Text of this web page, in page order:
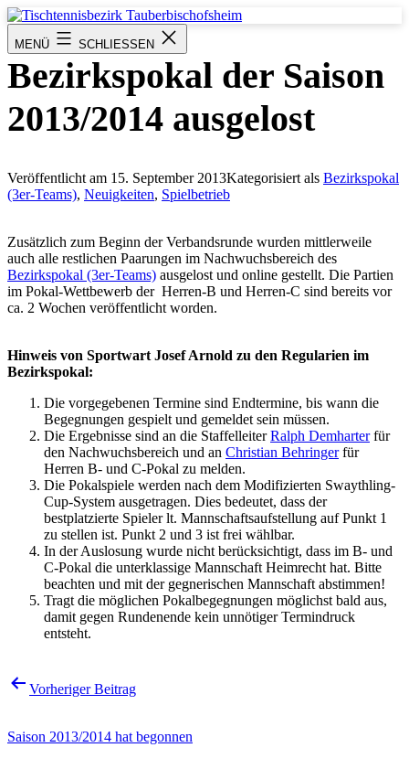
Zum
Inhalt
springen
Tischtennisbezirk
Tauberbischofsheim
MENÜ SCHLIESSEN
Bezirkspokal der Saison
2013/2014 ausgelost
Veröffentlicht am 15. September 2013Kategorisiert als Bezirkspokal
(3er-Teams), Neuigkeiten, Spielbetrieb
Zusätzlich zum Beginn der Verbandsrunde wurden mittlerweile
auch alle restlichen Paarungen im Nachwuchsbereich des
Bezirkspokal (3er-Teams) ausgelost und online gestellt. Die Partien
im Pokal-Wettbewerb der Herren-B und Herren-C sind bereits vor
ca. 2 Wochen veröffentlicht worden.
Hinweis von Sportwart Josef Arnold zu den Regularien im
Bezirkspokal:
Die vorgegebenen Termine sind Endtermine, bis wann die
Begegnungen gespielt und gemeldet sein müssen.
Die Ergebnisse sind an die StaffelleiterRalph Demharterfür
den Nachwuchsbereich und an Christian Behringerfür
Herren B- und C-Pokal zu melden.
Die Pokalspiele werden nach dem Modifizierten Swaythling-
Cup-System ausgetragen. Dies bedeutet, dass der
bestplatzierte Spieler lt. Mannschaftsaufstellung auf Punkt 1
zu stellen ist. Punkt 2 und 3 ist frei wählbar.
In der Auslosung wurde nicht berücksichtigt, dass im B- und
C-Pokal die unterklassige Mannschaft Heimrecht hat. Bitte
beachten und mit der gegnerischen Mannschaft abstimmen!
Tragt die möglichen Pokalbegegnungen möglichst bald aus,
damit gegen Rundenende kein unnötiger Termindruck
entsteht.
Beitragsnavigation
Vorheriger Beitrag
Saison 2013/2014 hat begonnen